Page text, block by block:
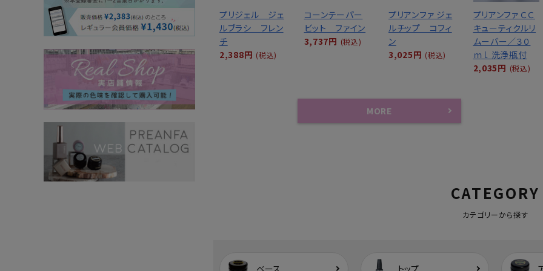
プリジェル ジェ
ルブラシ フレン
チ
2,388円 (税込)
コーンテーパー
ビット ファイン
3,737円 (税込)
プリアンファ ジェ
ルチップ コフィ
ン
3,025円 (税込)
プリアンファ ＣＣ
キューティクルリ
ムーバー／３０
ｍｌ 洗浄瓶付
2,035円 (税込)
MORE
CATEGORY
カテゴリーから探す
ベース トップ